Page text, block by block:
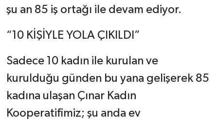
şu an 85 iş ortağı ile devam ediyor.
“10 KİŞİYLE YOLA ÇIKILDI”
Sadece 10 kadın ile kurulan ve
kurulduğu günden bu yana gelişerek 85
kadına ulaşan Çınar Kadın
Kooperatifimiz; şu anda ev